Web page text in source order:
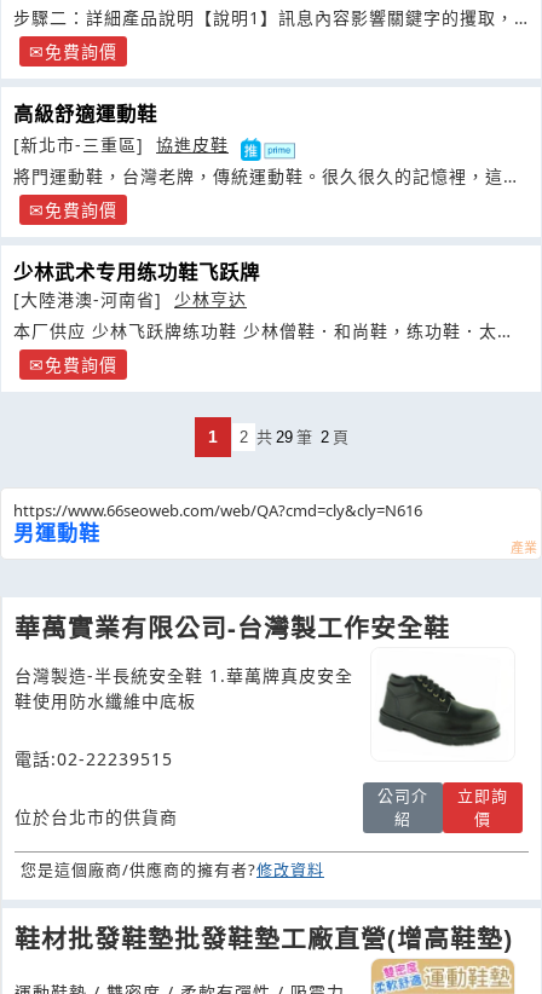
步驟二：詳細產品說明【說明1】訊息內容影響關鍵字的攫取，
請確保內容正確性
免費詢價
高級舒適運動鞋
[新北市-三重區]
協進皮鞋
將門運動鞋，台灣老牌，傳統運動鞋。很久很久的記憶裡，這個
品牌相信很多很多人都再學生時期穿過
免費詢價
少林武术专用练功鞋飞跃牌
[大陸港澳-河南省]
少林亨达
本厂供应 少林飞跃牌练功鞋 少林僧鞋．和尚鞋，练功鞋．太极
鞋，免費詢價
1 2 共 29 筆 2 頁
https://www.66seoweb.com/web/QA?cmd=cly&cly=N616
男運動鞋
華萬實業有限公司-台灣製工作安全鞋
台灣製造-半長統安全鞋 1.華萬牌真皮安全
鞋使用防水纖維中底板
電話:02-22239515
位於台北市的供貨商
公司介
紹
立即詢
價
您是這個廠商/供應商的擁有者?修改資料
鞋材批發鞋墊批發鞋墊工廠直營(增高鞋墊)